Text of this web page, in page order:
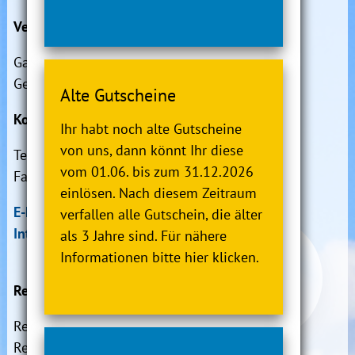
Alte Gutscheine
Ihr habt noch alte Gutscheine
von uns, dann könnt Ihr diese
vom 01.06. bis zum 31.12.2026
einlösen. Nach diesem Zeitraum
verfallen alle Gutschein, die älter
als 3 Jahre sind. Für nähere
Informationen bitte hier klicken.
Vertreten durch:
Gabi Kasten (vertretungsberechtigte
Geschäftsführerin)
Kontakt:
Tel.: 04745 / 9433-0
Fax: 04745 / 9433-22
E-Mailadresse: info@moor-therme.de
Internetseite: www.moor-therme.de
Registereintrag:
Registergericht: Amtsgericht Tostedt
Registernummer: HRB 111 147